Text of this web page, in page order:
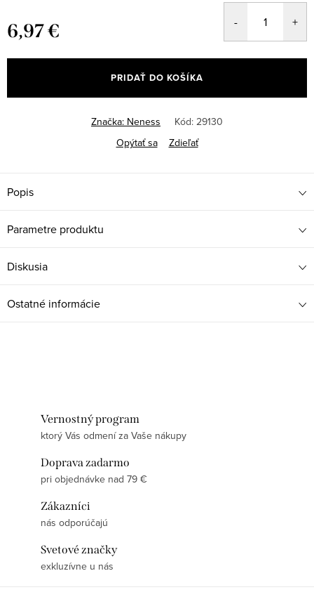
6,97 €
cena:
PRIDAŤ DO KOŠÍKA
Značka: Neness Kód: 29130
Opýtať sa
Zdieľať
Popis
Parametre produktu
Diskusia
Ostatné informácie
Vernostný program
ktorý Vás odmení za Vaše nákupy
Doprava zadarmo
pri objednávke nad 79 €
Zákazníci
nás odporúčajú
Svetové značky
exkluzívne u nás